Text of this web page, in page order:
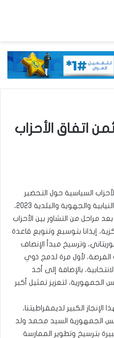
اتفاق الأحزاب
السياسية حول التحضير
التشاركي والتوافقي للانتخابات النيابية والجهوية والبلدية 2023،
26/09/2022، وذلك بعد مراحل من التشاور بين الأحزاب
إيذانا بتوسيع وتنويع قاعدة
وترسيخ مبدأ الإنصاف
الفرصة، لأول مرة لدمج ذوي
بالإضافة إلى أخذ
الجمهورية، لتعزيز تمثيل أكبر
الكبير لديمقراطيتنا،
الجمهورية السيد محمد ولد
بترسيخ وتطوير الممارسة